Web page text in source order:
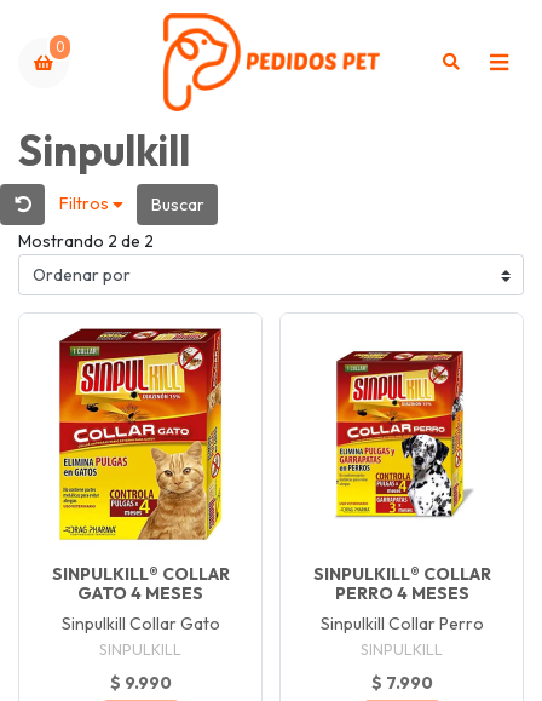
0
Sinpulkill
Filtros
Buscar
Mostrando 2 de 2
SINPULKILL® COLLAR
GATO 4 MESES
Sinpulkill Collar Gato
SINPULKILL
$ 9.990
SINPULKILL® COLLAR
PERRO 4 MESES
Sinpulkill Collar Perro
SINPULKILL
$ 7.990